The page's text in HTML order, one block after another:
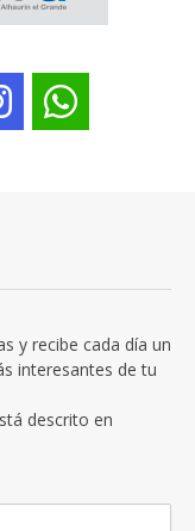
y recibe cada día un
interesantes de tu
descrito en